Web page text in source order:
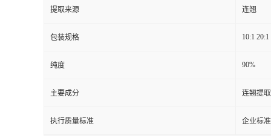
提取来源 连翘
包装规格 10:1 20:1
纯度 90%
主要成分 连翘提
执行质量标准 企业标准